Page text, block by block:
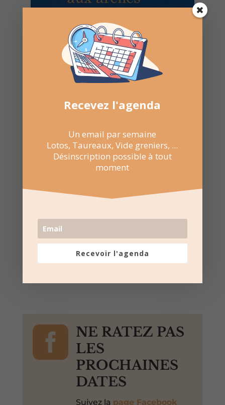
Allée Frédéric Mistral,
Sommières, Gard, 30250, France,
+ Google Map
Toro Piscine et Toro Mousse

NE RATEZ PAS
LES
PROCHAINES
DATES
Suivez la page Facebook
Recevez l'agenda
Un email par semaine
Lotos, Taureaux, Vide greniers, ...
Désinscription possible à tout
moment
Recevoir l'agenda